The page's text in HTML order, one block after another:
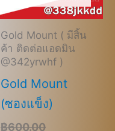
Gold Mount ( มีสิ้น
ค้า ติดต่อแอดมิน
@342yrwhf )
Gold Mount
(ซองแข็ง)
฿600.00